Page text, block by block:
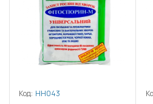
Код: НН043